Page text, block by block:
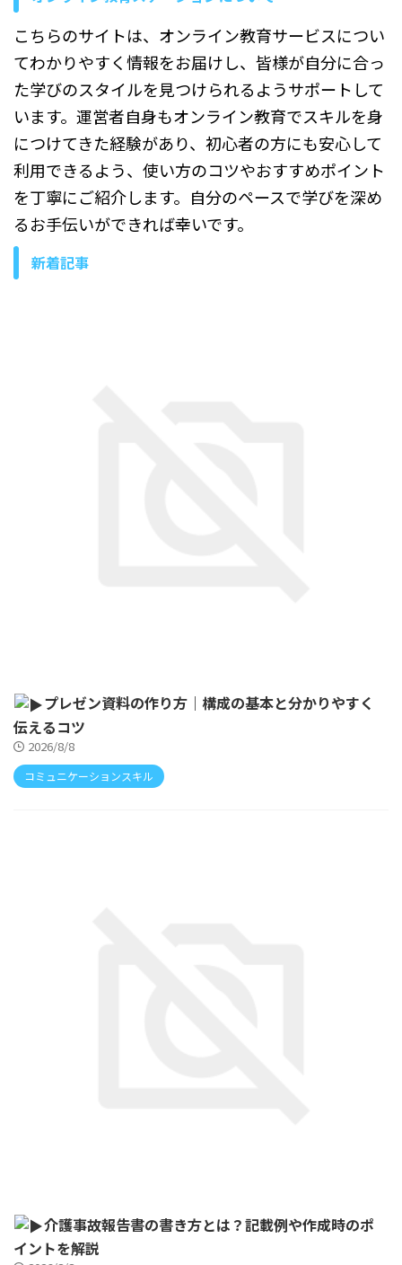
こちらのサイトは、オンライン教育サービスについ
てわかりやすく情報をお届けし、皆様が自分に合っ
た学びのスタイルを見つけられるようサポートして
います。運営者自身もオンライン教育でスキルを身
につけてきた経験があり、初心者の方にも安心して
利用できるよう、使い方のコツやおすすめポイント
を丁寧にご紹介します。自分のペースで学びを深め
るお手伝いができれば幸いです。
新着記事
プレゼン資料の作り方｜構成の基本と分かりやすく
伝えるコツ
2026/8/8
コミュニケーションスキル
介護事故報告書の書き方とは？記載例や作成時のポ
イントを解説